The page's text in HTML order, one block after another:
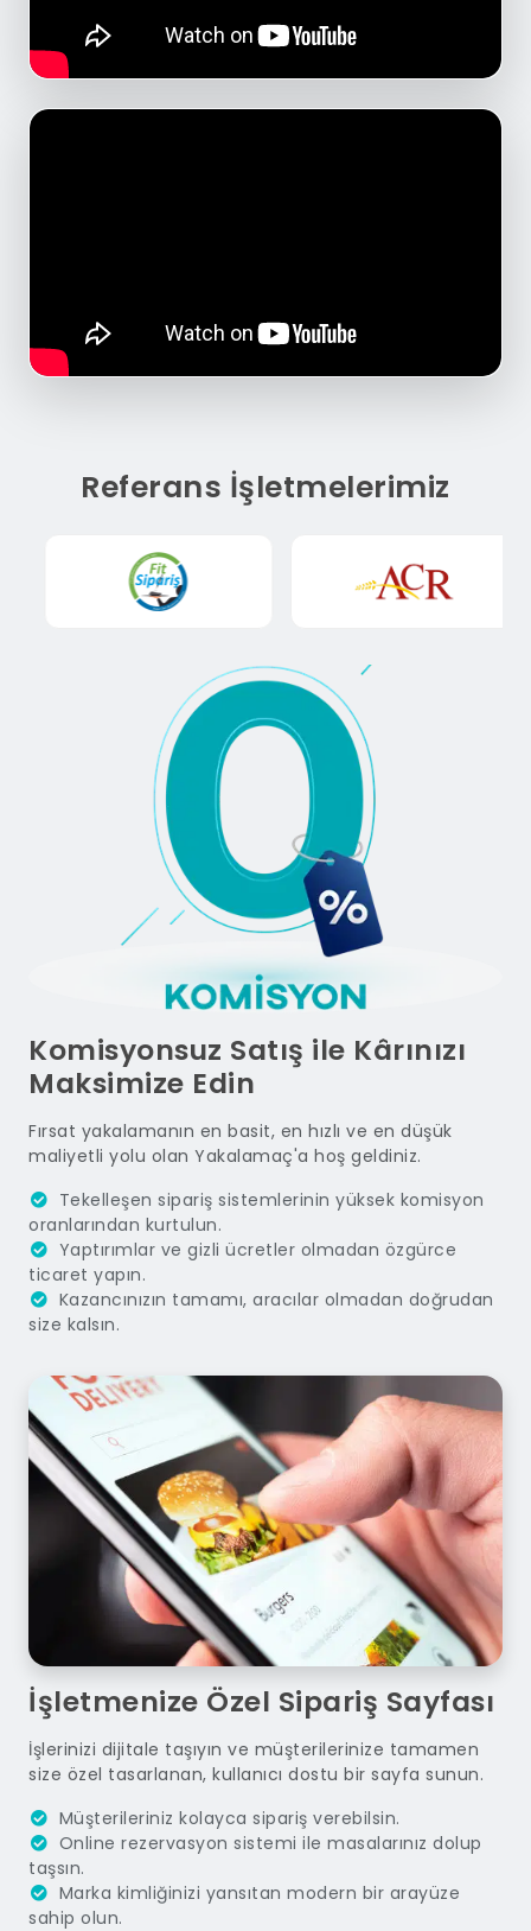
Referans İşletmelerimiz
Komisyonsuz Satış ile Kârınızı
Maksimize Edin
Fırsat yakalamanın en basit, en hızlı ve en düşük
maliyetli yolu olan Yakalamaç'a hoş geldiniz.
Tekelleşen sipariş sistemlerinin yüksek komisyon
oranlarından kurtulun.
Yaptırımlar ve gizli ücretler olmadan özgürce
ticaret yapın.
Kazancınızın tamamı, aracılar olmadan doğrudan
size kalsın.
İşletmenize Özel Sipariş Sayfası
İşlerinizi dijitale taşıyın ve müşterilerinize tamamen
size özel tasarlanan, kullanıcı dostu bir sayfa sunun.
Müşterileriniz kolayca sipariş verebilsin.
Online rezervasyon sistemi ile masalarınız dolup
taşsın.
Marka kimliğinizi yansıtan modern bir arayüze
sahip olun.